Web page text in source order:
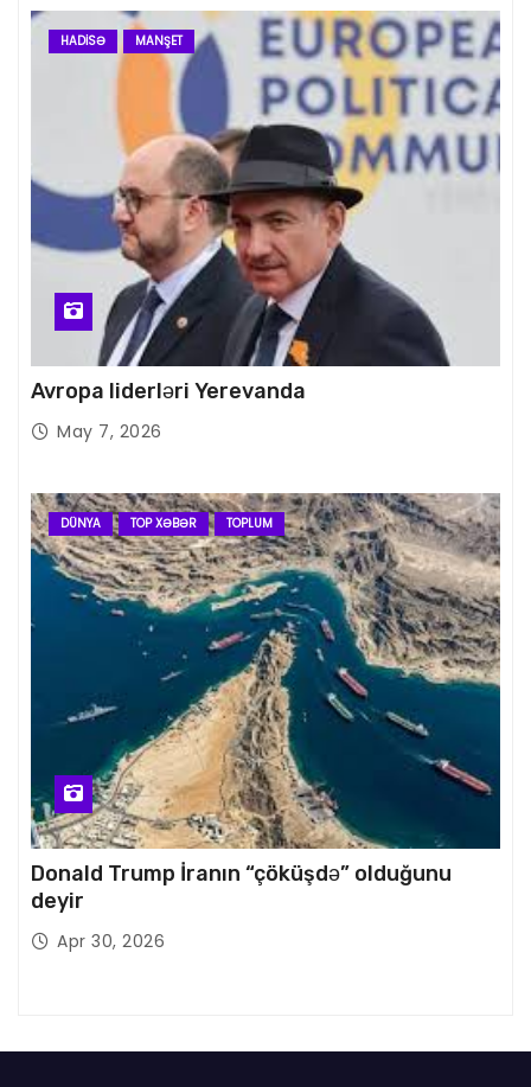
HADISƏ MANŞET
Avropa liderləri Yerevanda
May 7, 2026
DÜNYA TOP XƏBƏR TOPLUM
Donald Trump İranın “çöküşdə” olduğunu
deyir
Apr 30, 2026